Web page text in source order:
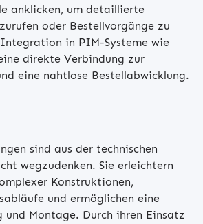
anklicken, um detaillierte
oder Bestellvorgänge zu
in PIM-Systeme wie
direkte Verbindung zur
eine nahtlose Bestellabwicklung.
sind aus der technischen
wegzudenken. Sie erleichtern
Konstruktionen,
und ermöglichen eine
und Montage. Durch ihren Einsatz